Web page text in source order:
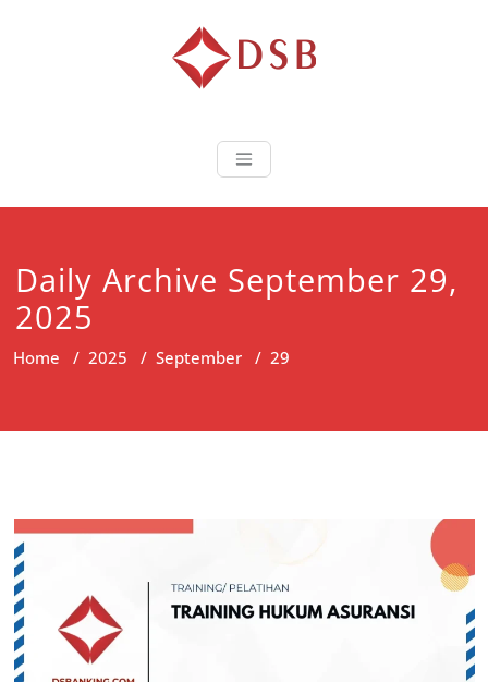
Diorama
Daily Archive September 29,
2025
Home / 2025 / September / 29